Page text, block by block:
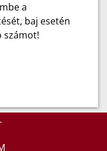
a
baj esetén
számot!